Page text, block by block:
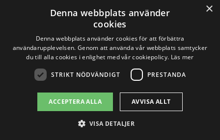
renovera badrum:
Materialval:Kvaliteten på kakel,
sanitetsporslin och armaturer
kostnaden. Lyxigare material kostar
mer men kan ge ett vackert och
×
Denna webbplats använder
cookies
Denna webbplats använder cookies för att förbättra
användarupplevelsen. Genom att använda vår webbplats samtycker
du till alla cookies i enlighet med vår cookiepolicy. Läs mer
STRIKT NÖDVÄNDIGT PRESTANDA
ACCEPTERA ALLA AVVISA ALLT
VISA DETALJER